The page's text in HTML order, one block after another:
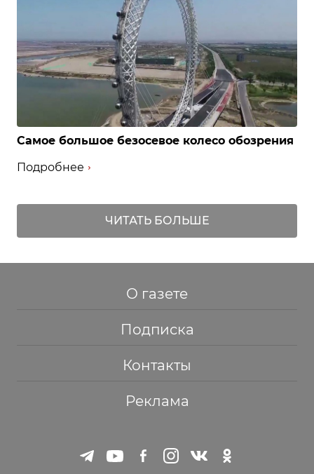
Самое большое безосевое колесо обозрения
Подробнее
ЧИТАТЬ БОЛЬШЕ
О газете
Подписка
Контакты
Реклама